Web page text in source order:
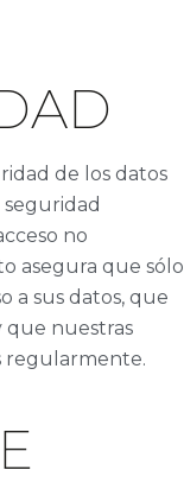
de los datos
seguridad
no
asegura que sólo
a sus datos, que
que nuestras
regularmente.